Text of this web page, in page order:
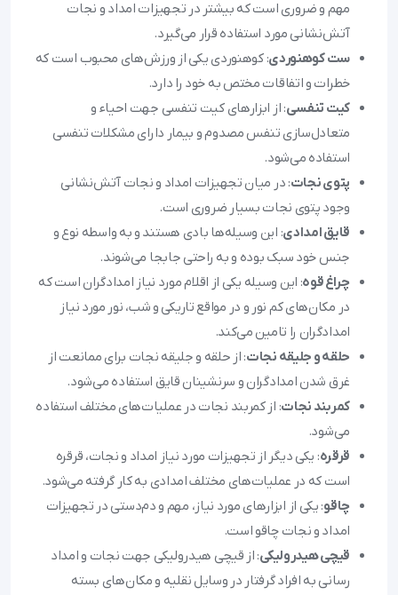
مهم و ضروری است که بیشتر در تجهیزات امداد و نجات
آتش‌نشانی مورد استفاده قرار می‌گیرد.
ست کوهنوردی: کوهنوردی یکی از ورزش‌های محبوب است که
خطرات و اتفاقات مختص به خود را دارد.
کیت تنفسی: از ابزارهای کیت تنفسی جهت احیاء و
متعادل‌سازی تنفس مصدوم و بیمار دارای مشکلات تنفسی
استفاده می‌شود.
پتوی نجات: در میان تجهیزات امداد و نجات آتش‌نشانی
وجود پتوی نجات بسیار ضروری است.
قایق امدادی: این وسیله‌ها بادی هستند و به واسطه نوع و
جنس خود سبک بوده و به راحتی جابجا می‌شوند.
چراغ قوه: این وسیله یکی از اقلام مورد نیاز امدادگران است که
در مکان‌های کم نور و در مواقع تاریکی و شب، نور مورد نیاز
امدادگران را تامین می‌کند.
حلقه و جلیقه نجات: از حلقه و جلیقه نجات برای ممانعت از
غرق شدن امدادگران و سرنشینان قایق استفاده می‌شود.
کمربند نجات: از کمربند نجات در عملیات‌های مختلف استفاده
می‌شود.
قرقره: یکی دیگر از تجهیزات مورد نیاز امداد و نجات، قرقره
است که در عملیات‌های مختلف امدادی به کار گرفته می‌شود.
چاقو: یکی از ابزارهای مورد نیاز، مهم و دم‌دستی در تجهیزات
امداد و نجات چاقو است.
قیچی هیدرولیکی: از قیچی هیدرولیکی جهت نجات و امداد
رسانی به افراد گرفتار در وسایل نقلیه و مکان‌های بسته